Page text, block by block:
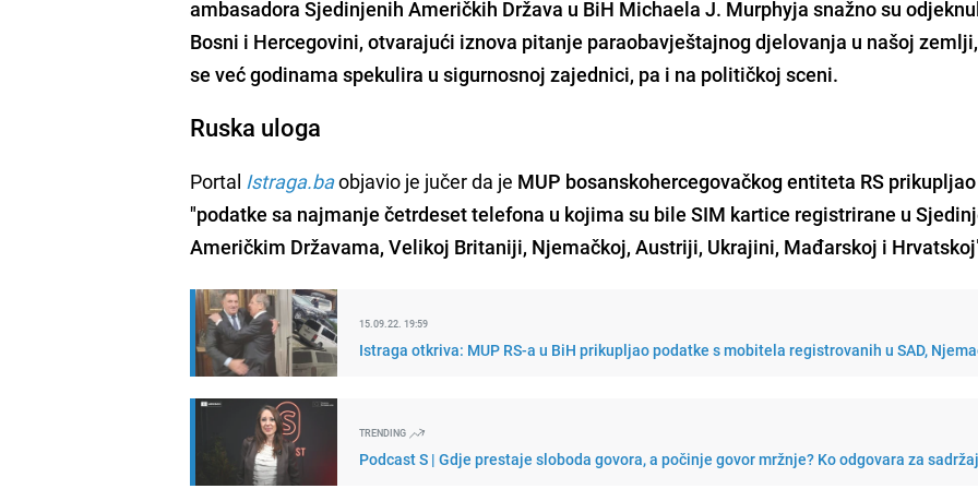
ambasadora Sjedinjenih Američkih Država u BiH Michaela J. Murphyja snažno su
Bosni i Hercegovini, otvarajući iznova pitanje paraobavještajnog djelovanja u našoj
se već godinama spekulira u sigurnosnoj zajednici, pa i na političkoj sceni.
Ruska uloga
Portal Istraga.baobjavio je jučer da je MUP bosanskohercegovačkog entiteta RS prikupljao
"podatke sa najmanje četrdeset telefona u kojima su bile SIM kartice registrirane u
Američkim Državama, Velikoj Britaniji, Njemačkoj, Austriji, Ukrajini, Mađarskoj i Hrvatskoj
15.09.22. 19:59
Istraga otkriva: MUP RS-a u BiH prikupljao podatke s mobitela registrovanih u SAD,
TRENDING
Podcast S | Gdje prestaje sloboda govora, a počinje govor mržnje? Ko odgovara za